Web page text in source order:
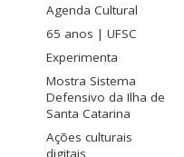
Agenda Cultural
65 anos | UFSC
Experimenta
Mostra Sistema
Defensivo da Ilha de
Santa Catarina
Ações culturais
digitais